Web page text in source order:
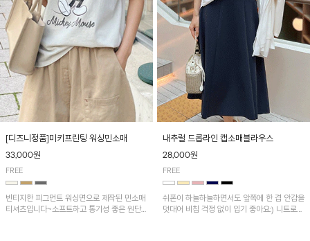
[디즈니정품]미키프린팅 워싱민소매
33,000원
FREE
빈티지한 피그먼트 워싱면으로 제작된 민소매
티셔츠입니다~소프트하고 통기성 좋은 원단
내추럴 드롭라인 캡소매블라우스
28,000원
FREE
쉬폰이 하늘하늘하면서도 앞쪽에 한 겹 안감을
덧대어 비침 걱정 없이 입기 좋아요:) 니트로